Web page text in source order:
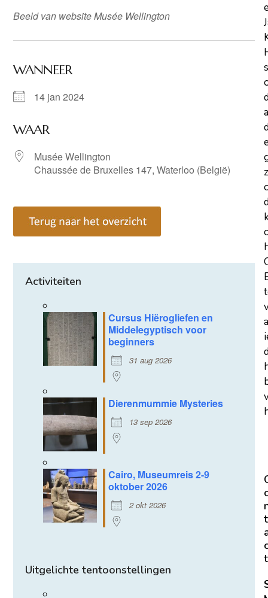
Beeld van website Musée Wellington
WANNEER
14 jan 2024
WAAR
Musée Wellington
Chaussée de Bruxelles 147, Waterloo (België)
Activiteiten
Cursus Hiërogliefen en
Middelegyptisch voor
beginners
31 aug 2026
Dierenmummie Mysteries
13 sep 2026
Cairo, Museumreis 2-9
oktober 2026
2 okt 2026
Uitgelichte tentoonstellingen
t
t